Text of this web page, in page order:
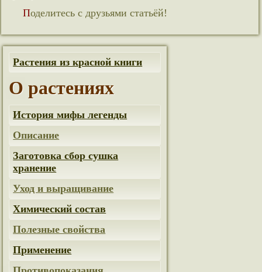
Поделитесь с друзьями статьёй!
Растения из красной книги
О растениях
История мифы легенды
Описание
Заготовка сбор сушка
хранение
Уход и выращивание
Химический состав
Полезные свойства
Применение